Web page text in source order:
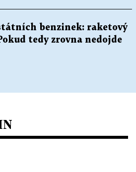
benzinek: raketový
tedy zrovna nedojde